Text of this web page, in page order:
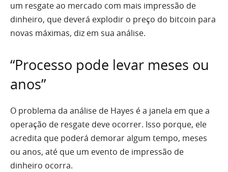
um resgate ao mercado com mais impressão de
dinheiro, que deverá explodir o preço do bitcoin para
novas máximas, diz em sua análise.
“Processo pode levar meses ou
anos”
O problema da análise de Hayes é a janela em que a
operação de resgate deve ocorrer. Isso porque, ele
acredita que poderá demorar algum tempo, meses
ou anos, até que um evento de impressão de
dinheiro ocorra.